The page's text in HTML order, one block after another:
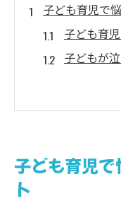
子ども育児で
子ども育
子どもが
子ども育
子どもと
子ども育児
ト